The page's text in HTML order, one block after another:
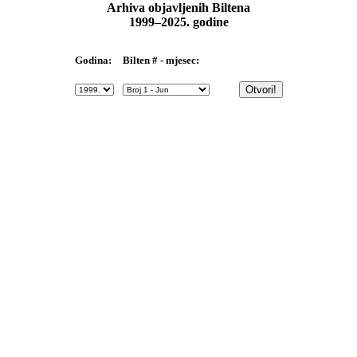
Arhiva objavljenih Biltena
1999–2025. godine
Godina: Bilten # - mjesec: